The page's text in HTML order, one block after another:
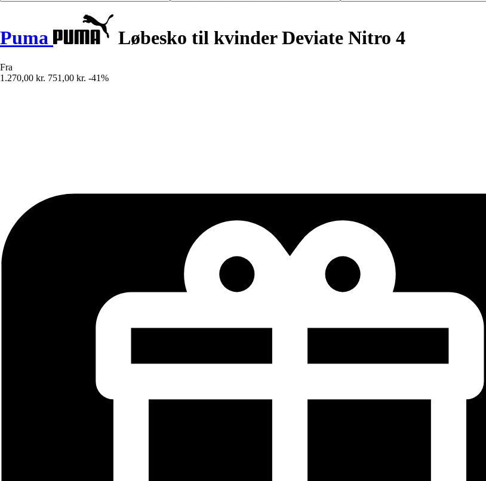
Puma Løbesko til kvinder Deviate Nitro 4
Fra
1.270,00 kr. 751,00 kr. -41%